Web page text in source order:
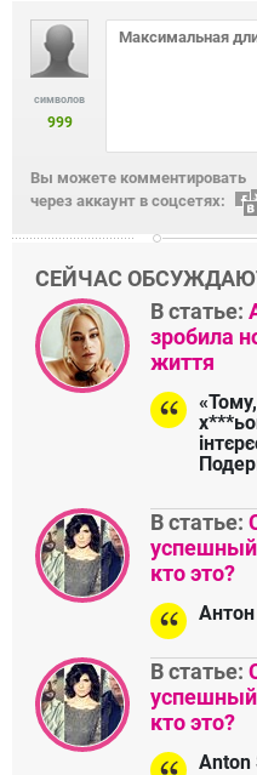
символов
999
Вы можете комментировать
через аккаунт в соцсетях:
СЕЙЧАС
В статье:
зробила
життя
В статье:
кто это?
В статье:
кто это?
Anton